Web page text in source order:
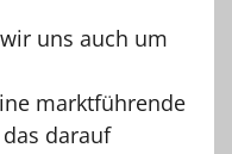
uns auch um
marktführende
darauf